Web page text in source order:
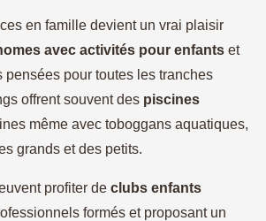
en famille devient un vrai plaisir
avec activités pour enfants et
pensées pour toutes les tranches
offrent souvent des piscines
même avec toboggans aquatiques,
grands et des petits.
profiter de clubs enfants
formés et proposant un